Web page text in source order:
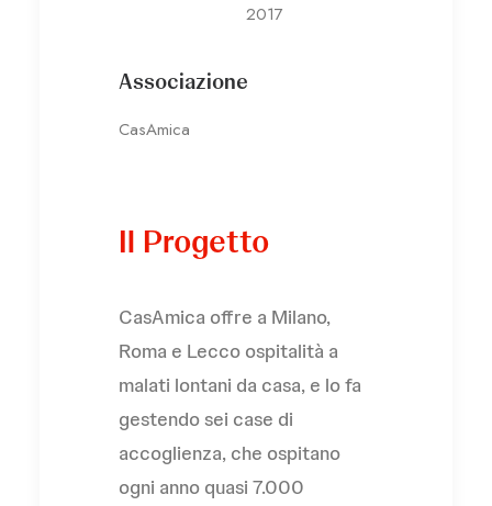
2017
Associazione
CasAmica
Il Progetto
CasAmica offre a Milano,
Roma e Lecco ospitalità a
malati lontani da casa, e lo fa
gestendo sei case di
accoglienza, che ospitano
ogni anno quasi 7.000